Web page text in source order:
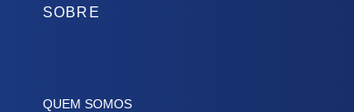
SOBRE
QUEM SOMOS